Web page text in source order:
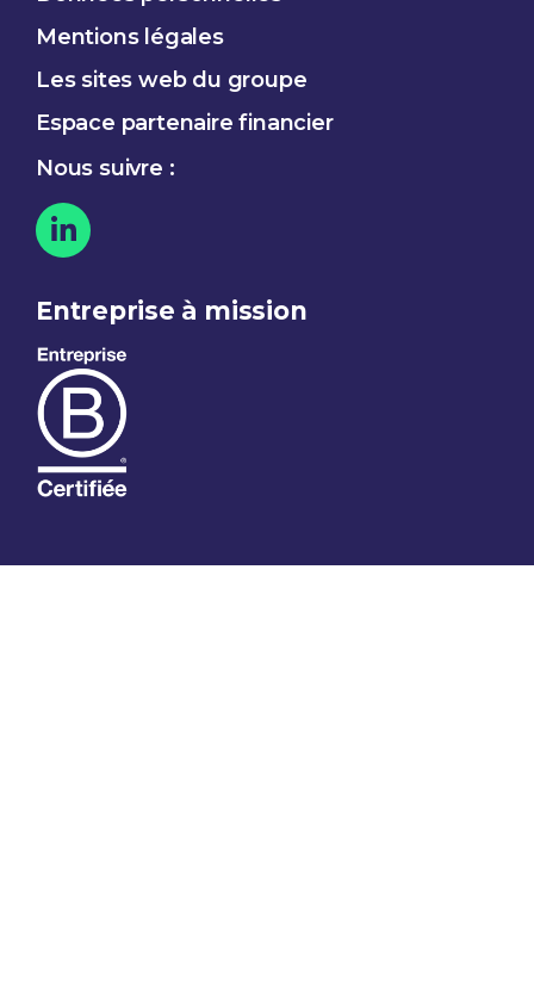
Mentions légales
Les sites web du groupe
Espace partenairefinancier
Nous suivre :
Entreprise à mission